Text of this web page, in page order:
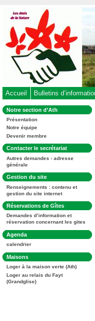
au
contenu
-
Aller
au
menu
-
à
la
recherche
Accueil Bulletins
Dans
la
rubrique
:
Notre section d’Ath
Présentation
Notre équipe
Devenir membre
Dans
la
rubrique
:
Contacter le secrétariat
Autres demandes - adresse
générale
Dans
la
rubrique
:
Gestion du site
Renseignements : contenu et
gestion du site internet
Dans
la
rubrique
:
Réservations de Gîtes
Demandes d’information et
réservation concernant les gites
Dans
la
rubrique
:
Agenda
calendrier
Dans
la
rubrique
:
Maisons
Loger à la maison verte (Ath)
Loger au relais du Fayt
(Grandglise)